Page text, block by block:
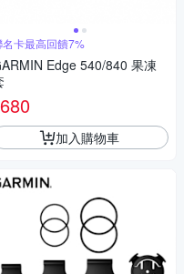
名卡最高回饋7%
Edge 540/840 果凍
680
加入購物車